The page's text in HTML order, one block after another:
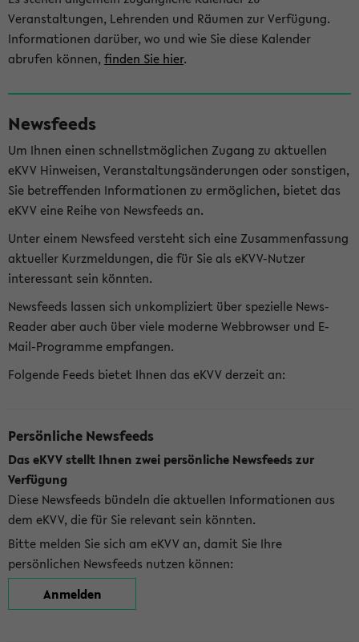
Veranstaltungen, Lehrenden und Räumen zur Verfügung.
Informationen darüber, wo und wie Sie diese Kalender
abrufen können, finden Sie hier.
Newsfeeds
Um Ihnen einen schnellstmöglichen Zugang zu aktuellen
eKVV Hinweisen, Veranstaltungsänderungen oder sonstigen,
Sie betreffenden Informationen zu ermöglichen, bietet das
eKVV eine Reihe von Newsfeeds an.
Unter einem Newsfeed versteht sich eine Zusammenfassung
aktueller Kurzmeldungen, die für Sie als eKVV-Nutzer
interessant sein könnten.
Newsfeeds lassen sich unkompliziert über spezielle News-
Reader aber auch über viele moderne Webbrowser und E-
Mail-Programme empfangen.
Folgende Feeds bietet Ihnen das eKVV derzeit an:
Persönliche Newsfeeds
Das eKVV stellt Ihnen zwei persönliche Newsfeeds zur
Verfügung
Diese Newsfeeds bündeln die aktuellen Informationen aus
dem eKVV, die für Sie relevant sein könnten.
Bitte melden Sie sich am eKVV an, damit Sie Ihre
persönlichen Newsfeeds nutzen können:
Anmelden